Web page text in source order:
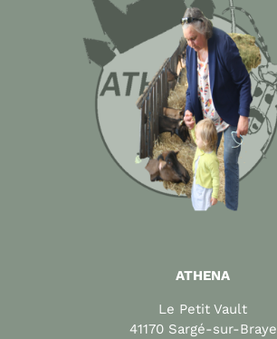
ATHENA
Le Petit Vault
41170 Sargé-sur-Braye